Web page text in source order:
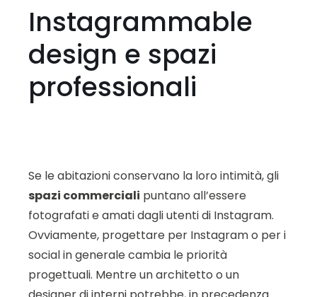
Instagrammable
design e spazi
professionali
Se le abitazioni conservano la loro intimità, gli
spazi commerciali puntano all’essere
fotografati e amati dagli utenti di Instagram.
Ovviamente, progettare per Instagram o per i
social in generale cambia le priorità
progettuali. Mentre un architetto o un